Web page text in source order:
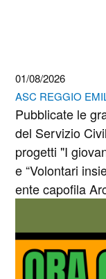
01/08/2026
ASC REGGIO
Pubblicate le
del Servizio
progetti "I
e “Volontari
ente capofila